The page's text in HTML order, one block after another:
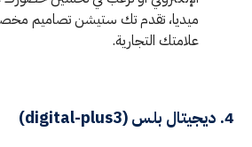
ميديا، تقدم تك ستيشن تصاميم
علامتك التجارية.
4. ديجيتال بلس (digital-plus3)